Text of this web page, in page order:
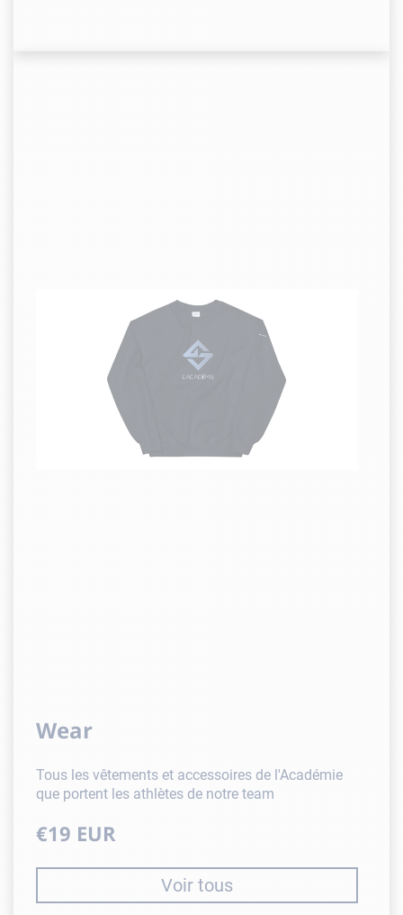
Wear
Tous les vêtements et accessoires de l'Académie
que portent les athlètes de notre team
€19 EUR
Voir tous